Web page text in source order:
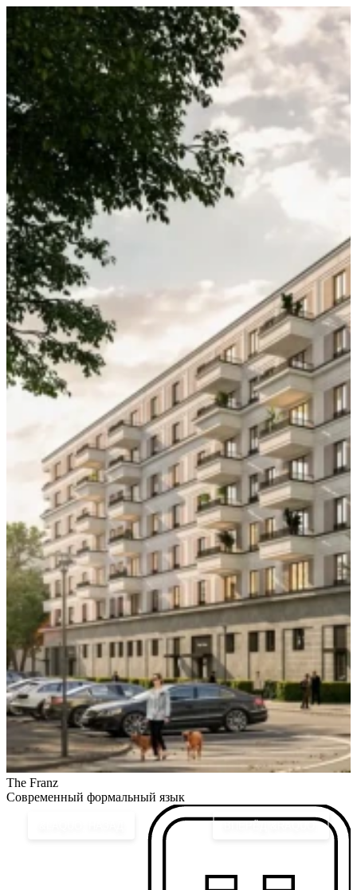
The Franz
Современный формальный язык
ВПЕРЁД &RAQUO;